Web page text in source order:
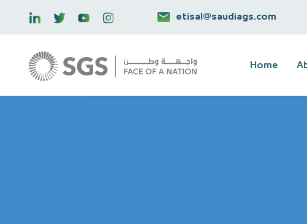
etisal@saudiags.com
Home